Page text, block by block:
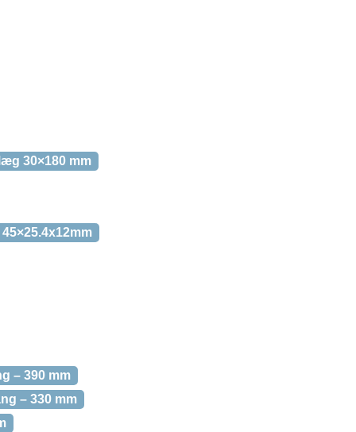
30×180 mm
– 390 mm
– 330 mm